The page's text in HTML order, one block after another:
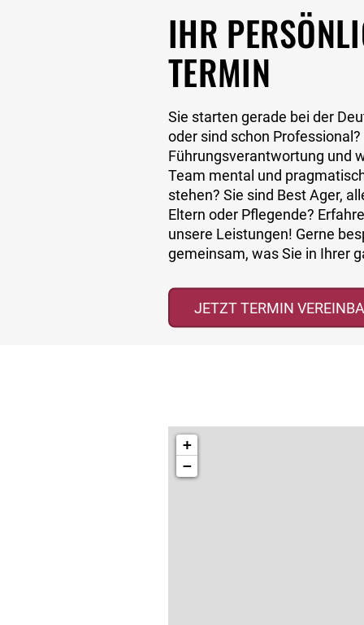
Mamas und Kindern auf
Bernstein geschliffen, das
war die Kur im Haus
Ein großes Dankeschön an
und Mitarbeiter!“ Alle
Mutter-/Vater-Kind-Kuren
finden Sie hier.
IHR
TERMIN
Sie starten gerade bei der
oder sind schon Professional?
Führungsverantwortung und
Team mental und
stehen? Sie sind Best Ager,
Eltern oder Pflegende?
unsere Leistungen! Gerne
gemeinsam, was Sie in Ihrer
JETZT TERMIN
+
−